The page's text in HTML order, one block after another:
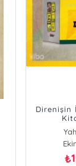
Direnişin
₺